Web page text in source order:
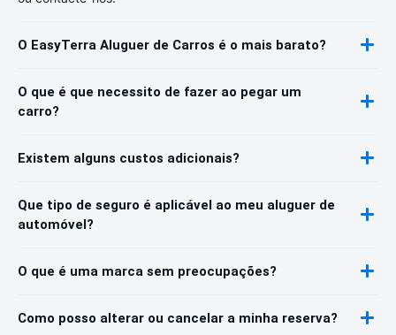
O EasyTerra Aluguer de Carros é o mais barato?
O que é que necessito de fazer ao pegar um
carro?
Existem alguns custos adicionais?
Que tipo de seguro é aplicável ao meu aluguer de
automóvel?
O que é uma marca sem preocupações?
Como posso alterar ou cancelar a minha reserva?